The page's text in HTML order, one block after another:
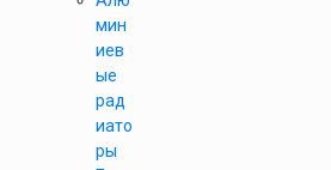
мин
иев
ые
рад
иато
ры